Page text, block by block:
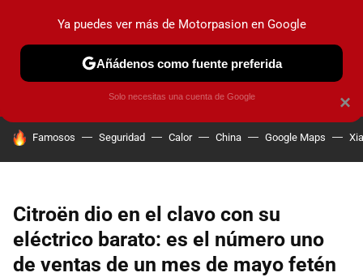
PRUEBAS COCHES ELÉCTRICOS OBSERVATORIO
HOY SE HABLA DE
Famosos Seguridad Calor China Google Maps
Citroën dio en el clavo con su
eléctrico barato: es el número uno
de ventas de un mes de mayo fetén
×
Ya puedes ver más de Motorpasion en Google
Añádenos como fuente preferida
Solo necesitas una cuenta de Google